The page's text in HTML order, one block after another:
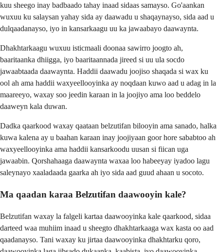
kuu sheego inay badbaado tahay inaad sidaas samayso. Go'aankan
wuxuu ku salaysan yahay sida ay daawadu u shaqaynayso, sida aad u
dulqaadanayso, iyo in kansarkaagu uu ka jawaabayo daawaynta.
Dhakhtarkaagu wuxuu isticmaali doonaa sawirro joogto ah,
baaritaanka dhiigga, iyo baaritaannada jireed si uu ula socdo
jawaabtaada daawaynta. Haddii daawadu joojiso shaqada si wax ku
ool ah ama haddii waxyeellooyinka ay noqdaan kuwo aad u adag in la
maareeyo, waxay soo jeedin karaan in la joojiyo ama loo beddelo
daaweyn kala duwan.
Dadka qaarkood waxay qaataan belzutifan bilooyin ama sanado, halka
kuwa kalena ay u baahan karaan inay joojiyaan goor hore sababtoo ah
waxyeellooyinka ama haddii kansarkoodu uusan si fiican uga
jawaabin. Qorshahaaga daawaynta waxaa loo habeeyay iyadoo lagu
saleynayo xaaladaada gaarka ah iyo sida aad guud ahaan u socoto.
Ma qaadan karaa Belzutifan daawooyin kale?
Belzutifan waxay la falgeli kartaa daawooyinka kale qaarkood, sidaa
darteed waa muhiim inaad u sheegto dhakhtarkaaga wax kasta oo aad
qaadanayso. Tani waxay ku jirtaa daawooyinka dhakhtarku qoro,